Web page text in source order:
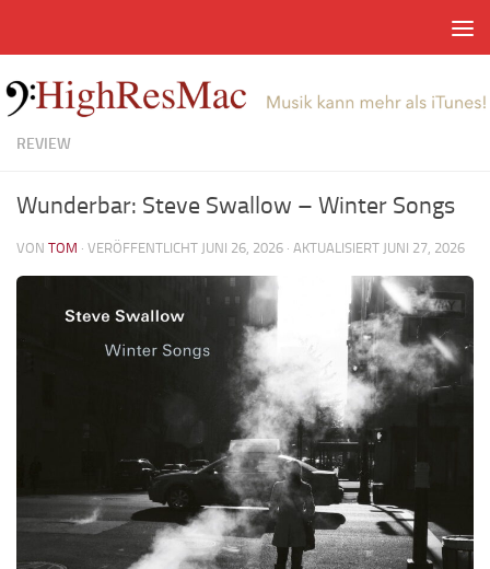
REVIEW
Wunderbar: Steve Swallow – Winter Songs
VON TOM · VERÖFFENTLICHT JUNI 26, 2026 · AKTUALISIERT JUNI 27, 2026